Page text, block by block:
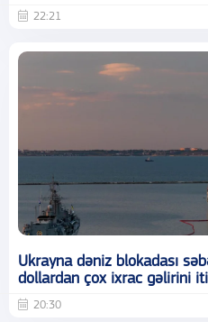
22:21
Ukrayna dəniz blokadası
dollardan çox ixrac gəlirini
20:30